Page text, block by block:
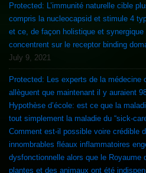
Protected: L’immunité naturelle cible
compris la nucleocapsid et stimule 4
et ce, de façon holistique et
concentrent sur le receptor binding
July 9, 2021
Protected: Les experts de la médecine
allèguent que maintenant il y auraient
Hypothèse d’école: est ce que la
tout simplement la maladie du “sick-
Comment est-il possible voire crédible
innombrables fléaux inflammatoires
dysfonctionnelle alors que le Royaume
plantes et des animaux ont été